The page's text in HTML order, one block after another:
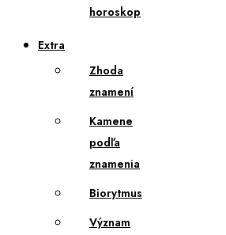
horoskop
Extra
Zhoda
znamení
Kamene
podľa
znamenia
Biorytmus
Význam